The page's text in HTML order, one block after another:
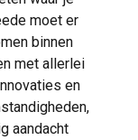
moet er
binnen
met allerlei
en
aandacht